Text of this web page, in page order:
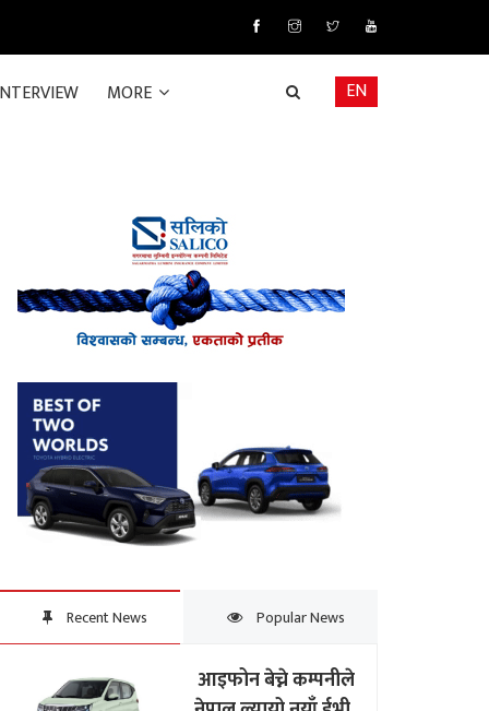
MORE EN
Recent News Popular News
आइफोन बेच्ने कम्पनीले